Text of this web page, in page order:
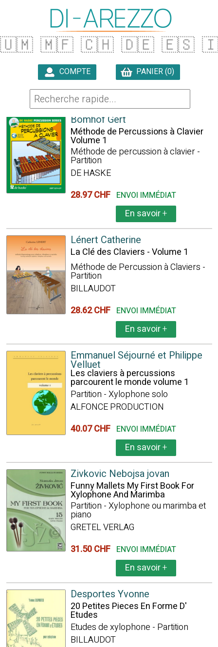
🇺🇲 🇲🇫 🇨🇭 🇩🇪 🇪🇸
COMPTE PANIER (0)
226 ARTICLES TROUVÉS
Bomhof Gert
Méthode de Percussions à Clavier
Volume 1
Méthode de percussion à clavier -
Partition
DE HASKE
28.97 CHF ENVOI IMMÉDIAT
En savoir+
Lénert Catherine
La Clé des Claviers - Volume 1
Méthode de Percussion à Claviers -
Partition
BILLAUDOT
28.62 CHF ENVOI IMMÉDIAT
En savoir+
Emmanuel Séjourné et Philippe
Velluet
Les claviers à percussions
parcourent le monde volume 1
Partition - Xylophone solo
ALFONCE PRODUCTION
40.07 CHF ENVOI IMMÉDIAT
En savoir+
Zivkovic Nebojsa jovan
Funny Mallets My First Book For
Xylophone And Marimba
Partition - Xylophone ou marimba et
piano
GRETEL VERLAG
31.50 CHF ENVOI IMMÉDIAT
En savoir+
Desportes Yvonne
20 Petites Pieces En Forme D'
Etudes
Etudes de xylophone - Partition
BILLAUDOT